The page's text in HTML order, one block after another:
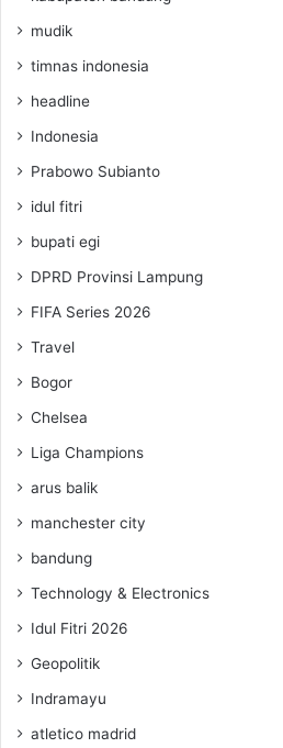
mudik
timnas indonesia
headline
Indonesia
Prabowo Subianto
idul fitri
bupati egi
DPRD Provinsi Lampung
FIFA Series 2026
Travel
Bogor
Chelsea
Liga Champions
arus balik
manchester city
bandung
Technology & Electronics
Idul Fitri 2026
Geopolitik
Indramayu
atletico madrid